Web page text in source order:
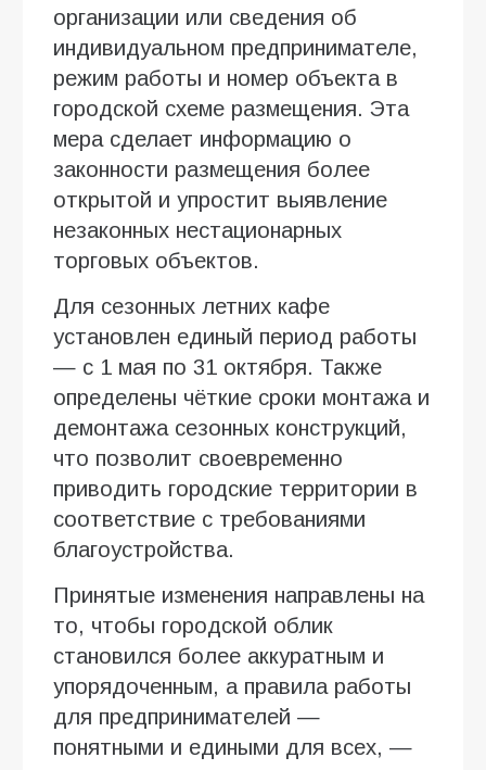
организации или сведения об
индивидуальном предпринимателе,
режим работы и номер объекта в
городской схеме размещения. Эта
мера сделает информацию о
законности размещения более
открытой и упростит выявление
незаконных нестационарных
торговых объектов.
Для сезонных летних кафе
установлен единый период работы
— с 1 мая по 31 октября. Также
определены чёткие сроки монтажа и
демонтажа сезонных конструкций,
что позволит своевременно
приводить городские территории в
соответствие с требованиями
благоустройства.
Принятые изменения направлены на
то, чтобы городской облик
становился более аккуратным и
упорядоченным, а правила работы
для предпринимателей —
понятными и едиными для всех, —